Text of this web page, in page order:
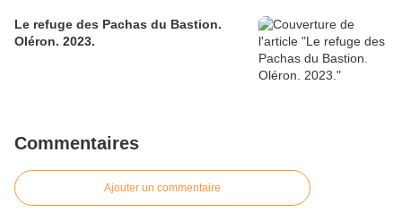
Le refuge des Pachas du Bastion.
Oléron. 2023.
Commentaires
Ajouter un commentaire